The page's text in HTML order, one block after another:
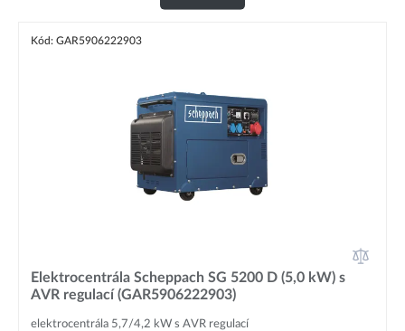
Kód: GAR5906222903
Elektrocentrála Scheppach SG 5200 D (5,0 kW) s
AVR regulací (GAR5906222903)
elektrocentrála 5,7/4,2 kW s AVR regulací